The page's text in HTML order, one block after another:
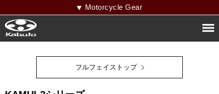
Motorcycle Gear
フルフェイストップ